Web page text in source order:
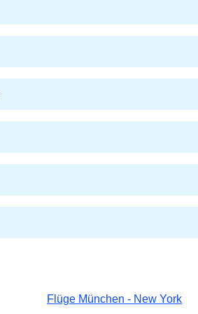
Flüge München - New York